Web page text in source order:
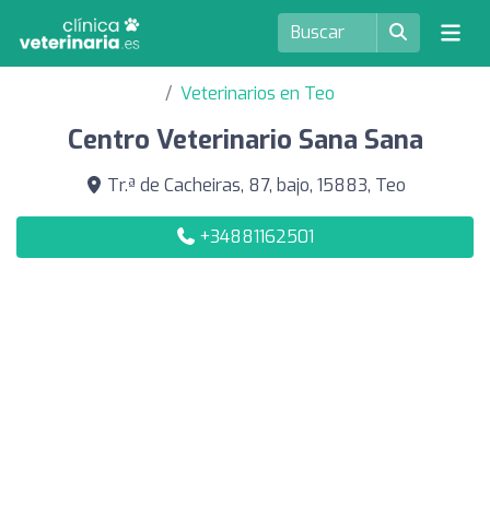
Veterinarios en Teo
Centro Veterinario Sana Sana
Tr.ª de Cacheiras, 87, bajo, 15883, Teo
+34881162501